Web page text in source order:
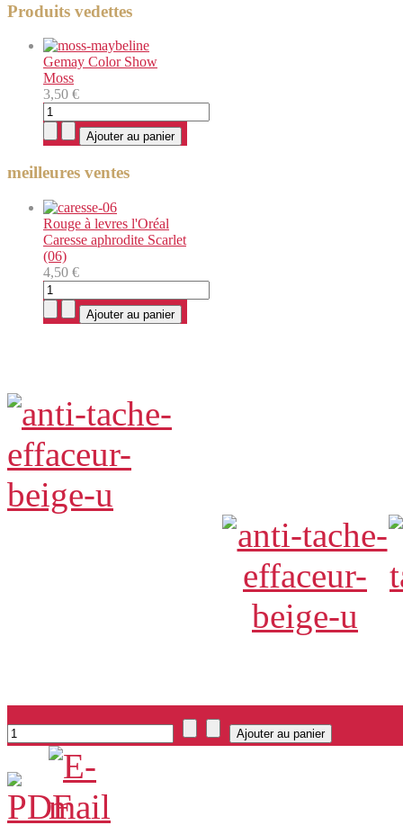
Produits vedettes
Gemay Color Show
Moss
3,50 €
meilleures ventes
Rouge à levres l'Oréal
Caresse aphrodite Scarlet
(06)
4,50 €